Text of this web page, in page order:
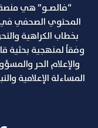
“فالصـو” هي
المحتوي الصحفي في
بخطاب الكراهية
وفقاً لمنهجية بحثية
والإعلام الحر
المساءلة الإعلامية